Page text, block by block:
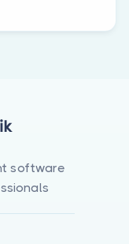
software